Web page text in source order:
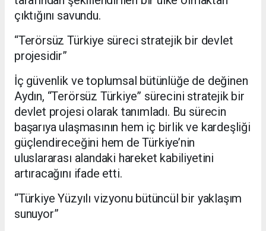
çıktığını savundu.
“Terörsüz Türkiye süreci stratejik bir devlet
projesidir”
İç güvenlik ve toplumsal bütünlüğe de değinen
Aydın, “Terörsüz Türkiye” sürecini stratejik bir
devlet projesi olarak tanımladı. Bu sürecin
başarıya ulaşmasının hem iç birlik ve kardeşliği
güçlendireceğini hem de Türkiye’nin
uluslararası alandaki hareket kabiliyetini
artıracağını ifade etti.
“Türkiye Yüzyılı vizyonu bütüncül bir yaklaşım
sunuyor”